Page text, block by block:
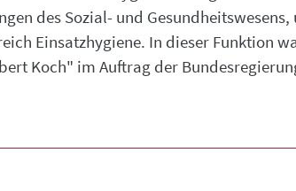
des Sozial- und
Einsatzhygiene. In dieser Funktion
Koch" im Auftrag der